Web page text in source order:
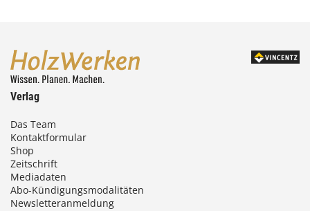
Verlag
Das Team
Kontaktformular
Shop
Zeitschrift
Mediadaten
Abo-Kündigungsmodalitäten
Newsletteranmeldung